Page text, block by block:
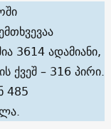
3614 ადამიანი,
ქვეშ – 316 პირი.
485